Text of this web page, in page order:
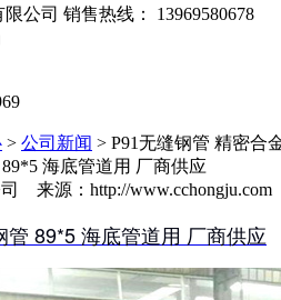
公司 销售热线： 13969580678
> 公司新闻 > P91无缝钢管 精密合
海底管道用 厂商供应
来源：http://www.cchongju.com
89*5 海底管道用 厂商供应